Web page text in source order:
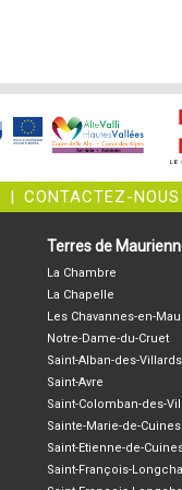
| CONTACTEZ-NOUS
Terres de
La Chambre
La Chapelle
Les Chavannes-en-
Notre-Dame-du-Cruet
Saint-Alban-des-Villards
Saint-Avre
Saint-Colomban-des-
Sainte-Marie-de-Cuines
Saint-Etienne-de-
Saint-François-